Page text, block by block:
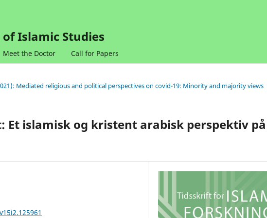
Islamic Studies
Meet the Doctor Call for Papers
Mediated religious and political perspectives on covid-19: Minority and majority views
Et islamisk og kristent arabisk perspektiv på